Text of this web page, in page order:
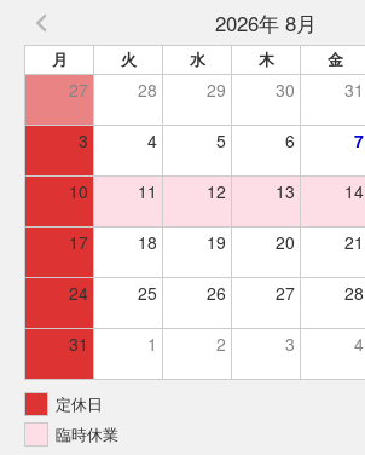
2026年 8月
月 火 水 木 金
27 28 29 30 31
3 4 5 6 7
10 11 12 13 14
17 18 19 20 21
24 25 26 27 28
31 1 2 3 4
定休日
臨時休業